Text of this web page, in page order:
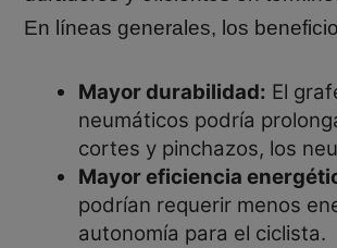
En líneas generales, los
Mayor durabilidad: El
neumáticos podría
cortes y pinchazos, los
Mayor eficiencia
podrían requerir menos
autonomía para el ciclista.